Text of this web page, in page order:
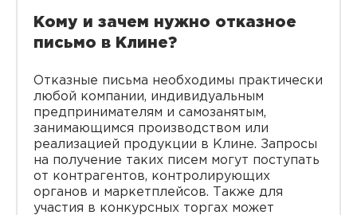
Кому и зачем нужно отказное
письмо в Клине?
Отказные письма необходимы практически
любой компании, индивидуальным
предпринимателям и самозанятым,
занимающимся производством или
реализацией продукции в Клине. Запросы
на получение таких писем могут поступать
от контрагентов, контролирующих
органов и маркетплейсов. Также для
участия в конкурсных торгах может